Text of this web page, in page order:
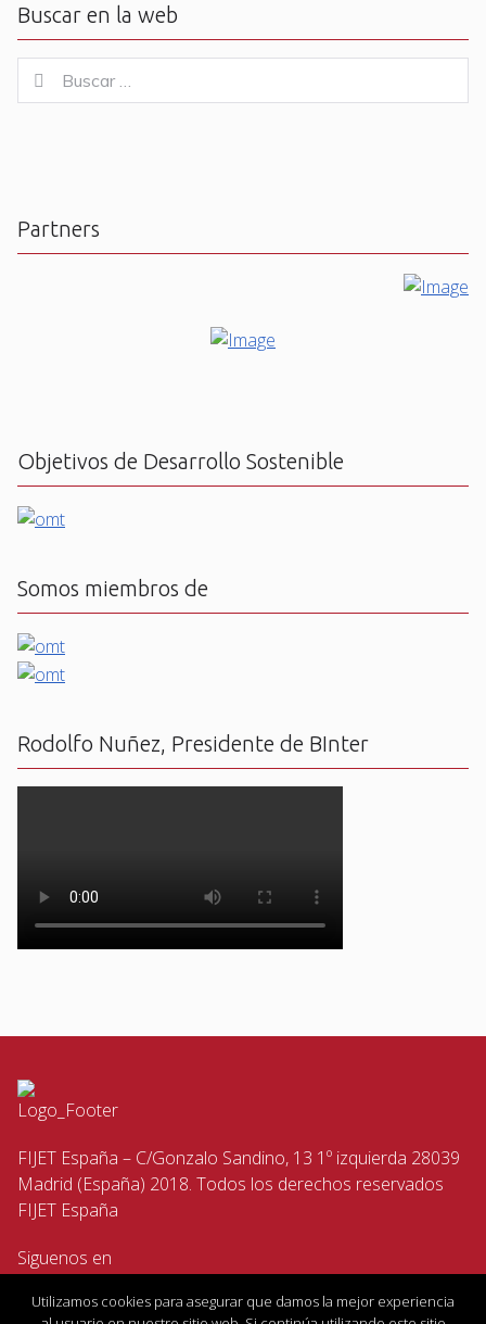
Buscar en la web
for:
Buscar
Partners
Objetivos de Desarrollo Sostenible
Somos miembros de
Rodolfo Nuñez, Presidente de BInter
FIJET España – C/Gonzalo Sandino, 13 1º izquierda 28039
Madrid (España) 2018. Todos los derechos reservados
FIJET España
Siguenos en
Utilizamos cookies para asegurar que damos la mejor experiencia